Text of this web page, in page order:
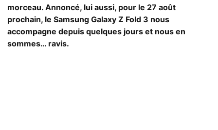
morceau. Annoncé, lui aussi, pour le 27 août
prochain, le Samsung Galaxy Z Fold 3 nous
accompagne depuis quelques jours et nous en
sommes… ravis.